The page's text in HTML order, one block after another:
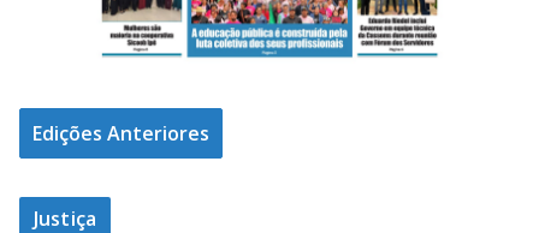
Edições Anteriores
Justiça